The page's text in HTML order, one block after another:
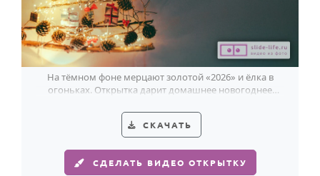
На тёмном фоне мерцают золотой «2026» и ёлка в
огоньках. Открытка дарит домашнее новогоднее
СКАЧАТЬ
СДЕЛАТЬ ВИДЕО ОТКРЫТКУ